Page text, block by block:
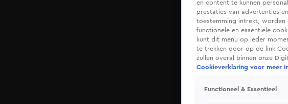
en content te kunnen
prestaties van advertenties
toestemming intrekt, worden
functionele en essentiële
kunt dit menu op ieder
te trekken door op de link
zullen overal binnen onze
Cookieverklaring voor meer
Functioneel & Essentieel